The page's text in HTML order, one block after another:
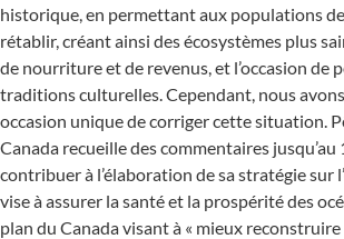
historique, en permettant aux populations
rétablir, créant ainsi des écosystèmes plus
de nourriture et de revenus, et l’occasion de
traditions culturelles. Cependant, nous
occasion unique de corriger cette situation.
Canada recueille des commentaires
contribuer à l’élaboration de sa stratégie sur
vise à assurer la santé et la prospérité des
plan du Canada visant à « mieux reconstruire